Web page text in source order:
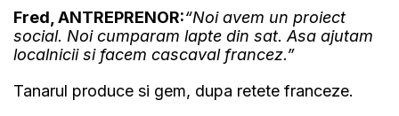
Fred, ANTREPRENOR:“Noi avem un proiect
social. Noi cumparam lapte din sat. Asa ajutam
localnicii si facem cascaval francez.”
Tanarul produce si gem, dupa retete franceze.